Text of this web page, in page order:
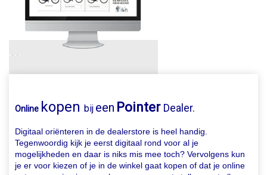
Online kopen bij een Pointer Dealer.
Digitaal oriënteren in de dealerstore is heel handig.
Tegenwoordig kijk je eerst digitaal rond voor al je
mogelijkheden en daar is niks mis mee toch? Vervolgens kun
je er voor kiezen of je in de winkel gaat kopen of dat je online